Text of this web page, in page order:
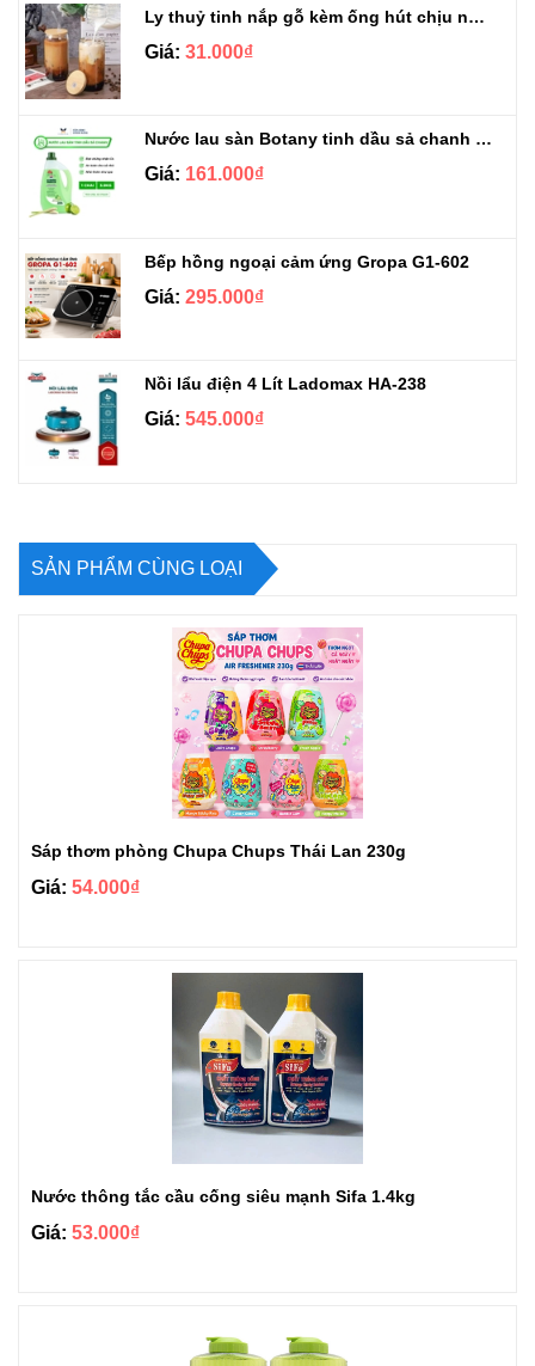
Ly thuỷ tinh nắp gỗ kèm ống hút chịu nhiệt 500ml
Giá: 31.000₫
Nước lau sàn Botany tinh dầu sả chanh chai 3.9kg
Giá: 161.000₫
Bếp hồng ngoại cảm ứng Gropa G1-602
Giá: 295.000₫
Nồi lẩu điện 4 Lít Ladomax HA-238
Giá: 545.000₫
SẢN PHẨM CÙNG LOẠI
Sáp thơm phòng Chupa Chups Thái Lan 230g
Giá: 54.000₫
Nước thông tắc cầu cống siêu mạnh Sifa 1.4kg
Giá: 53.000₫